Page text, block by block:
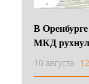
В
МКД
10 августа